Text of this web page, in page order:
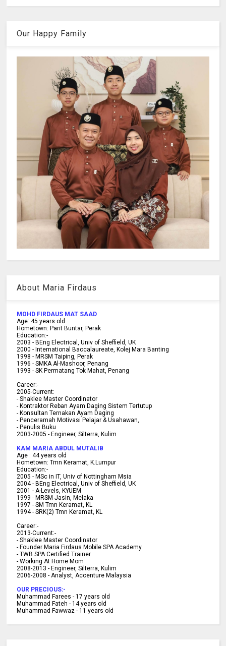
Our Happy Family
About Maria Firdaus
MOHD FIRDAUS MAT SAAD
Age: 45 years old
Hometown: Parit Buntar, Perak
Education:-
2003 -BEng Electrical, Univ of Sheffield, UK
2000 -International Baccalaureate, Kolej Mara Banting
1998 -MRSM Taiping, Perak
1996 - SMKA Al-Mashoor, Penang
1993 - SK Permatang Tok Mahat, Penang
Career:-
2005-Current:
- Shaklee Master Coordinator
- Kontraktor Reban Ayam Daging Sistem Tertutup
- Konsultan Ternakan Ayam Daging
- Penceramah Motivasi Pelajar & Usahawan,
- Penulis Buku
2003-2005 -Engineer, Silterra, Kulim
KAM MARIA ABDUL MUTALIB
Age : 44 years old
Hometown: Tmn Keramat, K.Lumpur
Education:-
2005 - MSc in IT, Univ of Nottingham Msia
2004 -BEng Electrical, Univ of Sheffield, UK
2001 -A-Levels, KYUEM
1999 -MRSM Jasin, Melaka
1997 -SM Tmn Keramat, KL
1994 -SRK(2) Tmn Keramat, KL
Career:-
2013-Current:-
- Shaklee Master Coordinator
- Founder Maria Firdaus Mobile SPA Academy
- TWB SPA Certified Trainer
- Working At Home Mom
2008-2013 - Engineer, Silterra, Kulim
2006-2008 - Analyst, Accenture Malaysia
OUR PRECIOUS:-
Muhammad Farees - 17 years old
Muhammad Fateh - 14 years old
Muhammad Fawwaz - 11 years old